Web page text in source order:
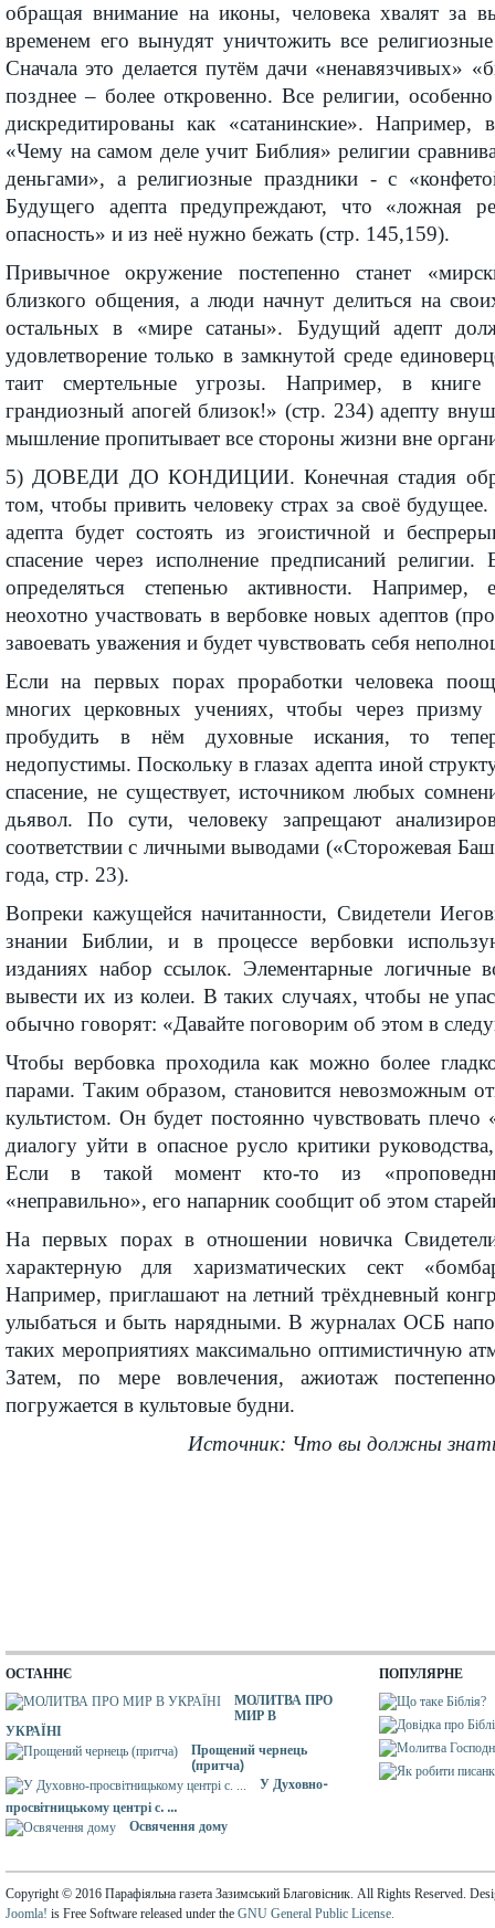
обращая внимание на иконы, человека хвалят за
временем его вынудят уничтожить все
Сначала это делается путём дачи «ненавязчивых»
позднее – более откровенно. Все религии,
дискредитированы как «сатанинские». Например,
«Чему на самом деле учит Библия» религии
деньгами», а религиозные праздники - с
Будущего адепта предупреждают, что «ложная
опасность» и из неё нужно бежать (стр. 145,159).
Привычное окружение постепенно станет
близкого общения, а люди начнут делиться на
остальных в «мире сатаны». Будущий адепт
удовлетворение только в замкнутой среде
таит смертельные угрозы. Например, в
грандиозный апогей близок!» (стр. 234) адепту
мышление пропитывает все стороны жизни вне
5) ДОВЕДИ ДО КОНДИЦИИ. Конечная стадия
том, чтобы привить человеку страх за своё
адепта будет состоять из эгоистичной и
спасение через исполнение предписаний религии.
определяться степенью активности. Например,
неохотно участвовать в вербовке новых адептов
завоевать уважения и будет чувствовать себя
Если на первых порах проработки человека
многих церковных учениях, чтобы через призму
пробудить в нём духовные искания, то
недопустимы. Поскольку в глазах адепта иной
спасение, не существует, источником любых
дьявол. По сути, человеку запрещают
соответствии с личными выводами («Сторожевая
года, стр. 23).
Вопреки кажущейся начитанности, Свидетели
знании Библии, и в процессе вербовки
изданиях набор ссылок. Элементарные логичные
вывести их из колеи. В таких случаях, чтобы не
обычно говорят: «Давайте поговорим об этом в
Чтобы вербовка проходила как можно более
парами. Таким образом, становится невозможным
культистом. Он будет постоянно чувствовать плечо
диалогу уйти в опасное русло критики
Если в такой момент кто-то из
«неправильно», его напарник сообщит об этом
На первых порах в отношении новичка
характерную для харизматических сект
Например, приглашают на летний трёхдневный
улыбаться и быть нарядными. В журналах ОСБ
таких мероприятиях максимально оптимистичную
Затем, по мере вовлечения, ажиотаж
погружается в культовые будни.
Источник: Что вы должны
ОСТАННЄ
МОЛИТВА ПРО
МИР В
УКРАЇНІ
Прощений чернець
(притча)
У Духовно-
просвітницькому центрі с. ...
Освячення дому
ПОПУЛЯРНЕ
Copyright © 2016 Парафіяльна газета Зазимський Благовісник. All Rights Reserved.
Joomla! is Free Software released under the GNU General Public License.